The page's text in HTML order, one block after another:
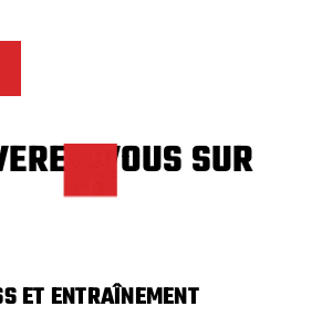
VOUS SUR
ET ENTRAÎNEMENT